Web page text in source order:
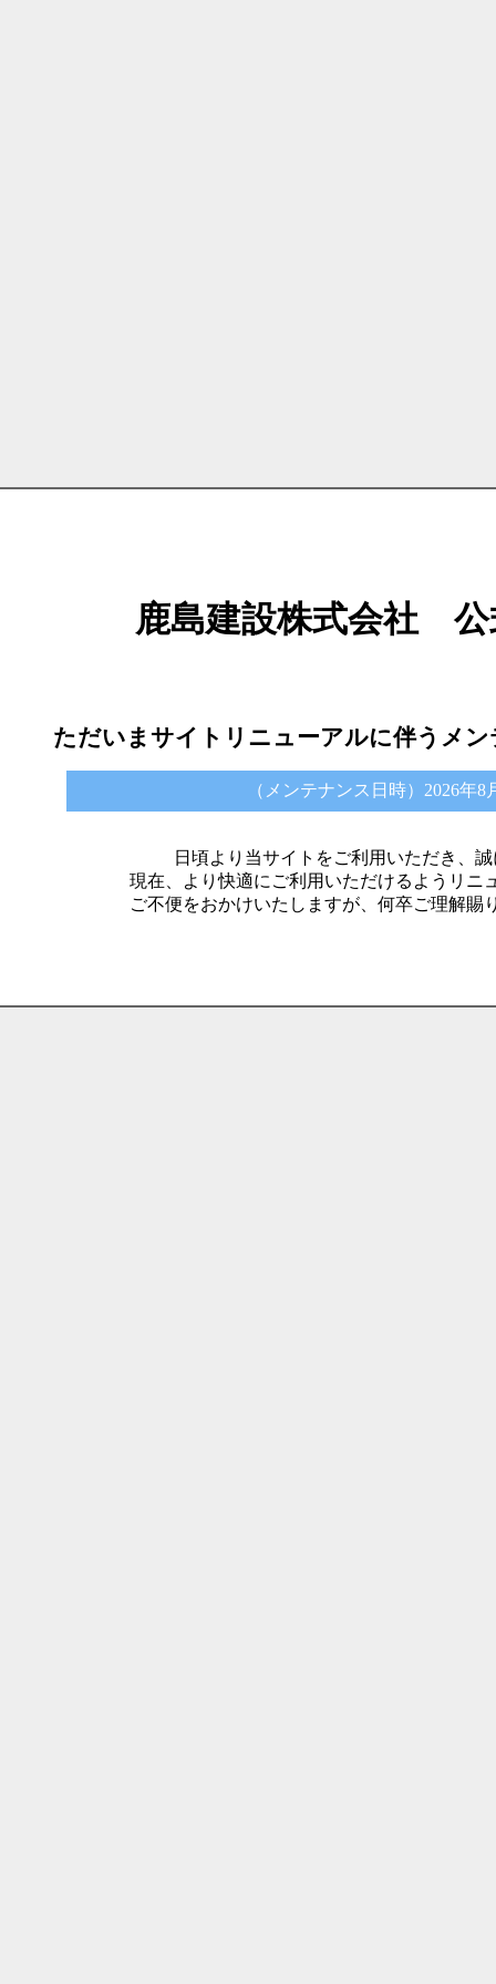
鹿島建設株式会社
ただいまサイトリニューアルに伴うメ
（メンテナンス日時）2026年8
日頃より当サイトをご利用いただき、
現在、より快適にご利用いただけるようリニ
ご不便をおかけいたしますが、何卒ご理解賜